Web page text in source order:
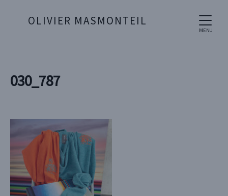
MENU
OLIVIER MASMONTEIL
030_787